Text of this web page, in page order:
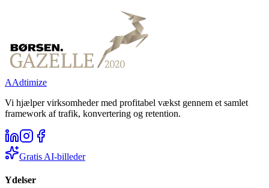
AAdtimize
Vi hjælper virksomheder med profitabel vækst gennem et samlet
framework af trafik, konvertering og retention.
Gratis AI-billeder
Ydelser